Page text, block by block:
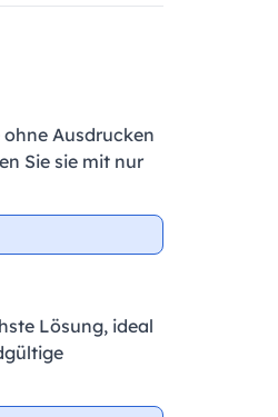
Ausdrucken
Sie sie mit nur
Lösung, ideal